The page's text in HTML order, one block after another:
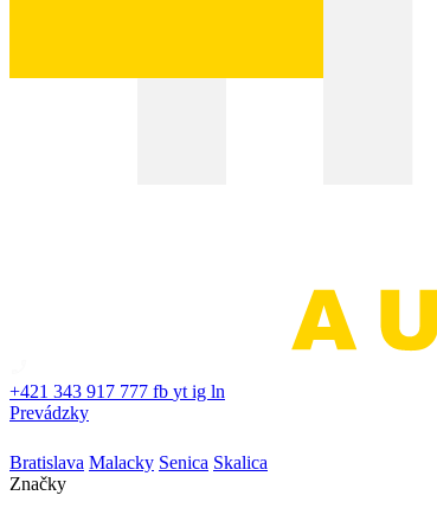
+421 343 917 777 fb yt ig ln
Prevádzky
Bratislava Malacky Senica Skalica
Značky